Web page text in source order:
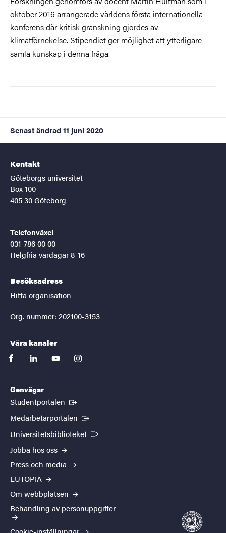
oktober 2016 arrangerade världens första internationella
konferens där kritisk granskning gjordes av
klimatförnekelse. Stipendiet ger möjlighet att ytterligare
samla kunskap i denna fråga.
Senast ändrad 11 juni 2020
Kontakt
Göteborgs universitet
Box 100
405 30 Göteborg
Telefonväxel
031-786 00 00
Helgfria vardagar 8-16
Besöksadress
Hitta organisation
Org. nummer: 202100-3153
Våra kanaler
facebooklinkedinyoutubeinstagram
Genvägar
Studentportalen (Extern länk)
Medarbetarportalen (Extern länk)
Universitetsbiblioteket (Extern länk)
Jobba hos oss
Press och media
EUTOPIA
Om webbplatsen
Behandling av personuppgifter